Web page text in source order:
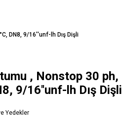
DN8, 9/16''unf-lh Dış Dişli
, Nonstop 30 ph,
9/16''unf-lh Dış Dişli
Yedekler